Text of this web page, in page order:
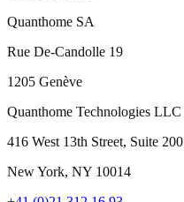
Quanthome SA
Rue De-Candolle 19
1205 Genève
Quanthome Technologies LLC
416 West 13th Street, Suite 200
New York, NY 10014